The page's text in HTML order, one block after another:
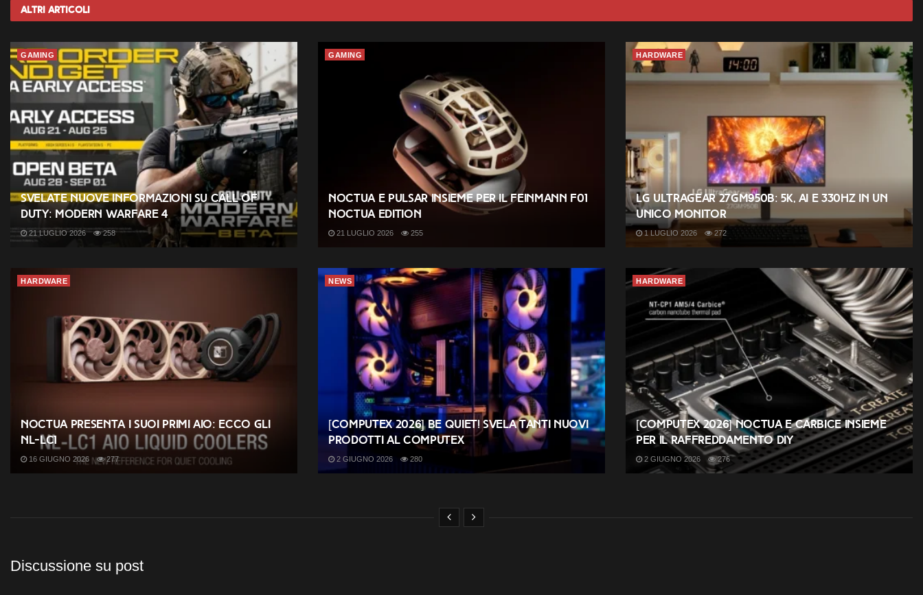
Altri Articoli
GAMING
Svelate nuove informazioni su Call of
Duty: Modern Warfare 4
21 LUGLIO 2026 258
GAMING
Noctua e Pulsar insieme per il Feinmann F01
Noctua Edition
21 LUGLIO 2026 255
HARDWARE
LG UltraGear 27GM950B: 5K, AI e 330Hz in un
unico monitor
1 LUGLIO 2026 272
HARDWARE
Noctua presenta i suoi primi AIO: ecco gli
NL-LC1
16 GIUGNO 2026 277
NEWS
[COMPUTEX 2026] be quiet! svela tanti nuovi
prodotti al Computex
2 GIUGNO 2026 280
HARDWARE
[COMPUTEX 2026] Noctua e Carbice insieme
per il raffreddamento DIY
2 GIUGNO 2026 276
Discussione su post